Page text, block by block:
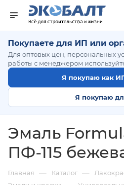
Покупаете для ИП или
Для оптовых цен, персональных
работы с менеджером
Я покупаю как
Я покупаю
Эмаль
ПФ-115
Главная — Каталог —